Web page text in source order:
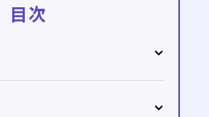
目次